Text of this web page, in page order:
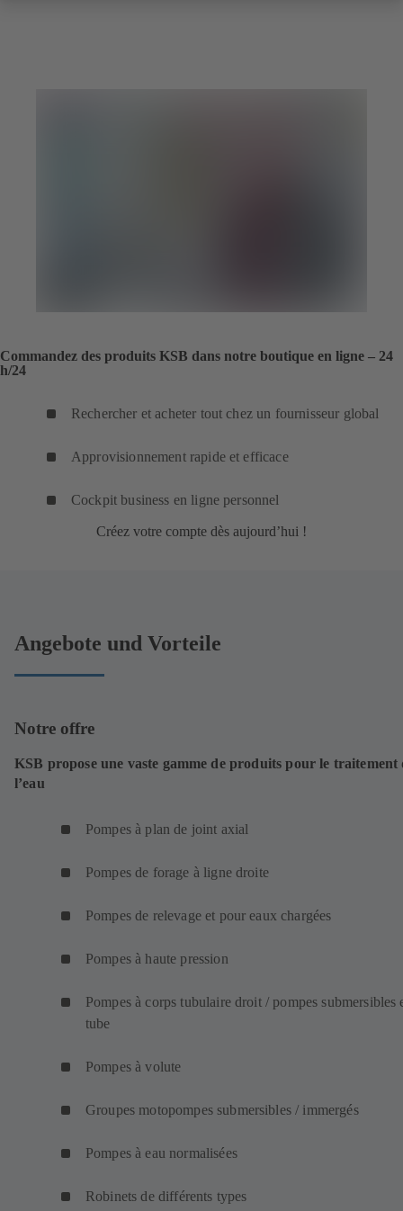
Commandez des produits KSB dans notre boutique en ligne – 24
h/24
Rechercher et acheter tout chez un fournisseur global
Approvisionnement rapide et efficace
Cockpit business en ligne personnel
Créez votre compte dès aujourd’hui !
Angebote und Vorteile
Notre offre
KSB propose une vaste gamme de produits pour le traitement
l’eau
Pompes à plan de joint axial
Pompes de forage à ligne droite
Pompes de relevage et pour eaux chargées
Pompes à haute pression
Pompes à corps tubulaire droit / pompes submersibles
tube
Pompes à volute
Groupes motopompes submersibles / immergés
Pompes à eau normalisées
Robinets de différents types